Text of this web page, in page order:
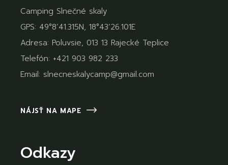
Camping Slnečné skaly
GPS: 49°8’41.315N, 18°43’26.101E
Adresa: Poluvsie, 013 13 Rajecké Teplice
Telefón: +421 903 982 233
Email: slnecneskalycamp@gmail.com
NÁJSŤ NA MAPE
Odkazy